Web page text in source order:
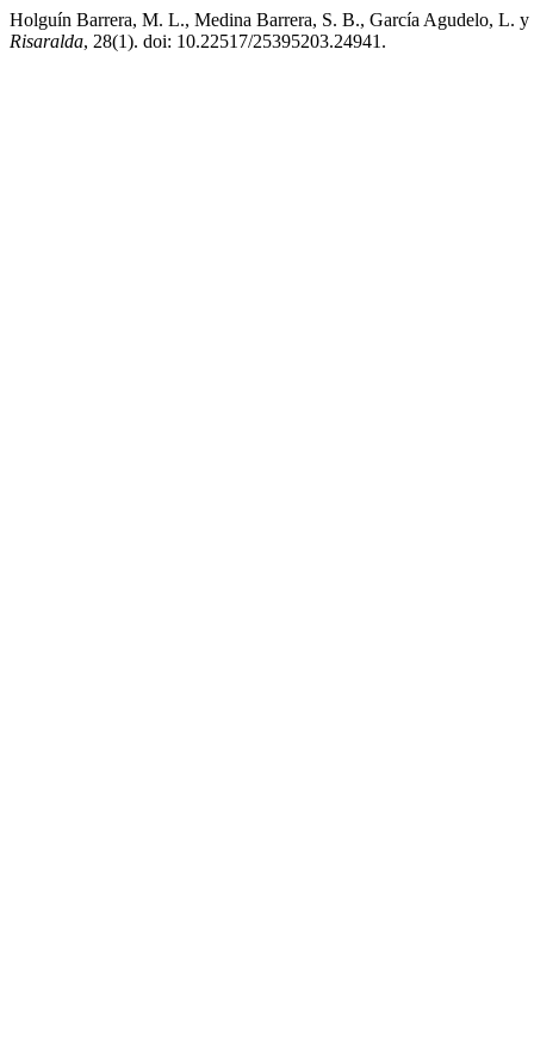
Holguín Barrera, M. L., Medina Barrera, S. B., García Agudelo, L.
Risaralda, 28(1). doi: 10.22517/25395203.24941.